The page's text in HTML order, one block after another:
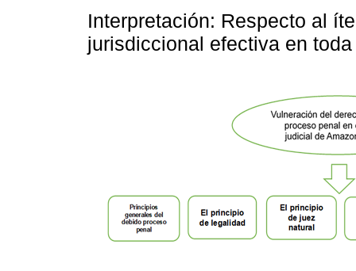
Interpretación: Respecto al
jurisdiccional efectiva en